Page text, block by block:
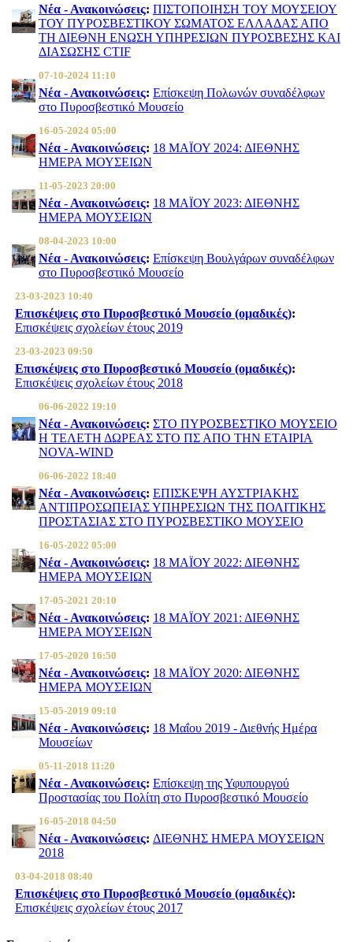
Νέα - Ανακοινώσεις: ΠΙΣΤΟΠΟΙΗΣΗ ΤΟΥ ΜΟΥΣΕΙΟΥ
ΤΟΥ ΠΥΡΟΣΒΕΣΤΙΚΟΥ ΣΩΜΑΤΟΣ ΕΛΛΑΔΑΣ ΑΠΟ
ΤΗ ΔΙΕΘΝΗ ΕΝΩΣΗ ΥΠΗΡΕΣΙΩΝ ΠΥΡΟΣΒΕΣΗΣ ΚΑΙ
ΔΙΑΣΩΣΗΣ CTIF
07-10-2024 11:10
Νέα - Ανακοινώσεις: Επίσκεψη Πολωνών συναδέλφων
στο Πυροσβεστικό Μουσείο
16-05-2024 05:00
Νέα - Ανακοινώσεις: 18 ΜΑΪΟΥ 2024: ΔΙΕΘΝΗΣ
ΗΜΕΡΑ ΜΟΥΣΕΙΩΝ
11-05-2023 20:00
Νέα - Ανακοινώσεις: 18 ΜΑΪΟΥ 2023: ΔΙΕΘΝΗΣ
ΗΜΕΡΑ ΜΟΥΣΕΙΩΝ
08-04-2023 10:00
Νέα - Ανακοινώσεις: Επίσκεψη Βουλγάρων συναδέλφων
στο Πυροσβεστικό Μουσείο
23-03-2023 10:40
Επισκέψεις στο Πυροσβεστικό Μουσείο (ομαδικές):
Επισκέψεις σχολείων έτους 2019
23-03-2023 09:50
Επισκέψεις στο Πυροσβεστικό Μουσείο (ομαδικές):
Επισκέψεις σχολείων έτους 2018
06-06-2022 19:10
Νέα - Ανακοινώσεις: ΣΤΟ ΠΥΡΟΣΒΕΣΤΙΚΟ ΜΟΥΣΕΙΟ
Η ΤΕΛΕΤΗ ΔΩΡΕΑΣ ΣΤΟ ΠΣ ΑΠΟ ΤΗΝ ΕΤΑΙΡΙΑ
NOVA-WIND
06-06-2022 18:40
Νέα - Ανακοινώσεις: ΕΠΙΣΚΕΨΗ ΑΥΣΤΡΙΑΚΗΣ
ΑΝΤΙΠΡΟΣΩΠΕΙΑΣ ΥΠΗΡΕΣΙΩΝ ΤΗΣ ΠΟΛΙΤΙΚΗΣ
ΠΡΟΣΤΑΣΙΑΣ ΣΤΟ ΠΥΡΟΣΒΕΣΤΙΚΟ ΜΟΥΣΕΙΟ
16-05-2022 05:00
Νέα - Ανακοινώσεις: 18 ΜΑΪΟΥ 2022: ΔΙΕΘΝΗΣ
ΗΜΕΡΑ ΜΟΥΣΕΙΩΝ
17-05-2021 20:10
Νέα - Ανακοινώσεις: 18 ΜΑΪΟΥ 2021: ΔΙΕΘΝΗΣ
ΗΜΕΡΑ ΜΟΥΣΕΙΩΝ
17-05-2020 16:50
Νέα - Ανακοινώσεις: 18 ΜΑΪΟΥ 2020: ΔΙΕΘΝΗΣ
ΗΜΕΡΑ ΜΟΥΣΕΙΩΝ
15-05-2019 09:10
Νέα - Ανακοινώσεις: 18 Μαΐου 2019 - Διεθνής Ημέρα
Μουσείων
05-11-2018 11:20
Νέα - Ανακοινώσεις: Επίσκεψη της Υφυπουργού
Προστασίας του Πολίτη στο Πυροσβεστικό Μουσείο
16-05-2018 04:50
Νέα - Ανακοινώσεις: ΔΙΕΘΝΗΣ ΗΜΕΡΑ ΜΟΥΣΕΙΩΝ
2018
03-04-2018 08:40
Επισκέψεις στο Πυροσβεστικό Μουσείο (ομαδικές):
Επισκέψεις σχολείων έτους 2017